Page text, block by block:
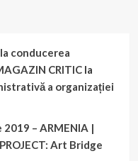
conducerea
CRITICla
a organizației
2019 – ARMENIA |
Art Bridge